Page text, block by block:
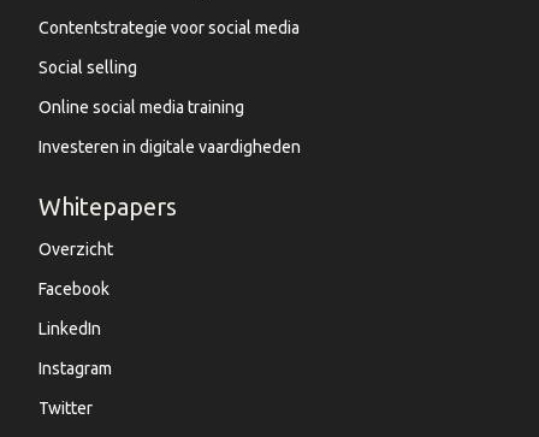
Contentstrategie voor social media
Social selling
Online social media training
Investeren in digitale vaardigheden
Whitepapers
Overzicht
Facebook
LinkedIn
Instagram
Twitter